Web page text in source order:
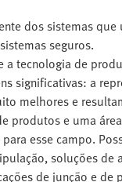
dos sistemas
seguros.
tecnologia de
significativas: a
melhores e
produtos e uma
esse campo.
soluções de
de junção e de